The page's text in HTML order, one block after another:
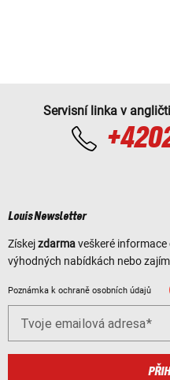
Servisní linka v
Louis Newsletter
Získejzdarmaveškeré
výhodných nabídkách nebo
Poznámka k ochraně osobních údajů
Tvoje emailová adresa